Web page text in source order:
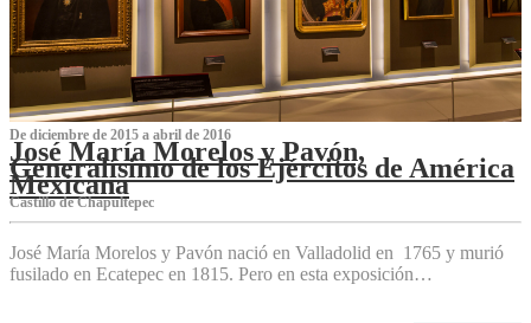
De diciembre de 2015 a abril de 2016
José María Morelos y Pavón,
Generalísimo de los Ejércitos de América
Mexicana
C‌astillo de Chapultepec
José María Morelos y Pavón nació en Valladolid en 1765 y murió
fusilado en Ecatepec en 1815. Pero en esta exposición…